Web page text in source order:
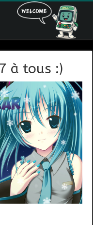
à tous :)